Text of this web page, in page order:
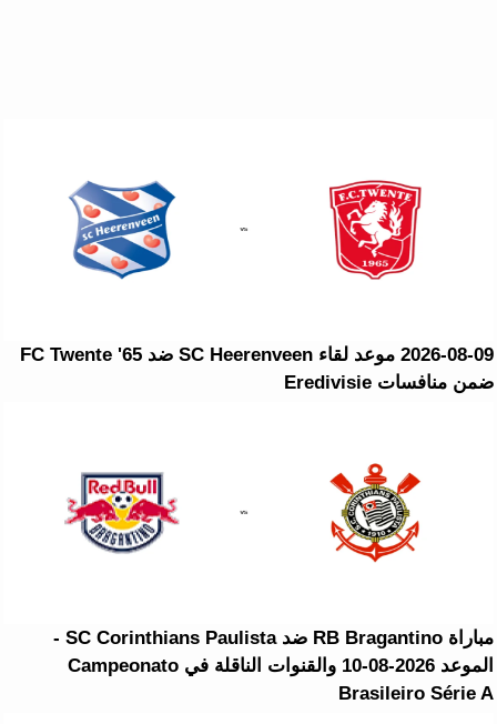
2026-08-09 موعد لقاء SC Heerenveen ضد FC Twente '65
ضمن منافسات Eredivisie
مباراة RB Bragantino ضد SC Corinthians Paulista -
الموعد 2026-08-10 والقنوات الناقلة في Campeonato
Brasileiro Série A